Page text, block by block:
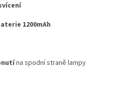
1200mAh
na spodní straně lampy